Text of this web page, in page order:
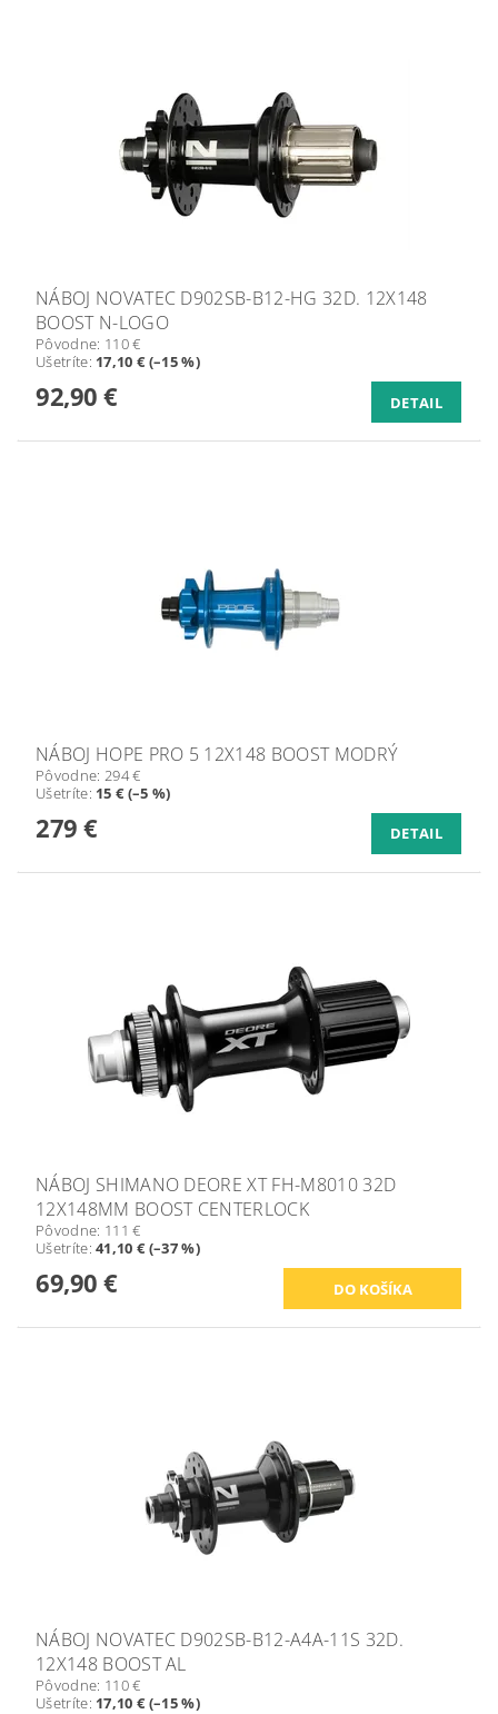
NÁBOJ NOVATEC D902SB-B12-HG 32D. 12X148
BOOST N-LOGO
Pôvodne: 110 €
Ušetríte: 17,10 € (–15 %)
92,90 € DETAIL
NÁBOJ HOPE PRO 5 12X148 BOOST MODRÝ
Pôvodne: 294 €
Ušetríte: 15 € (–5 %)
279 € DETAIL
NÁBOJ SHIMANO DEORE XT FH-M8010 32D
12X148MM BOOST CENTERLOCK
Pôvodne: 111 €
Ušetríte:41,10 € (–37 %)
69,90 €
NÁBOJ NOVATEC D902SB-B12-A4A-11S 32D.
12X148 BOOST AL
Pôvodne: 110 €
Ušetríte: 17,10 € (–15 %)